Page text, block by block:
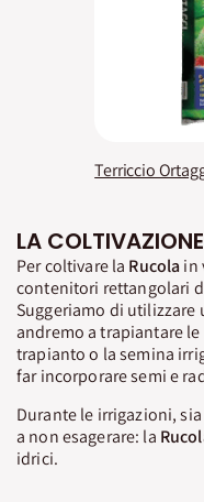
Terriccio
LA
Per coltivare la Rucola in
contenitori rettangolari
Suggeriamo di utilizzare
andremo a trapiantare
trapianto o la semina
far incorporare semi e
Durante le irrigazioni,
a non esagerare: la
idrici.